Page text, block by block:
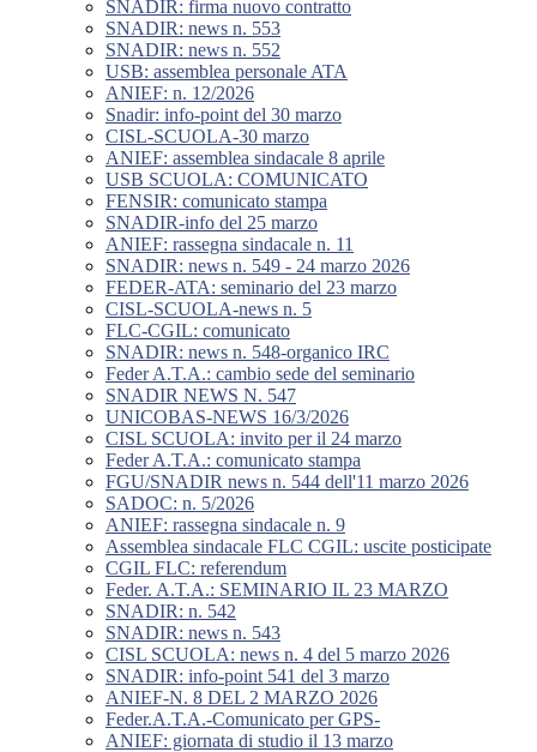
SNADIR: firma nuovo contratto
SNADIR: news n. 553
SNADIR: news n. 552
USB: assemblea personale ATA
ANIEF: n. 12/2026
Snadir: info-point del 30 marzo
CISL-SCUOLA-30 marzo
ANIEF: assemblea sindacale 8 aprile
USB SCUOLA: COMUNICATO
FENSIR: comunicato stampa
SNADIR-info del 25 marzo
ANIEF: rassegna sindacale n. 11
SNADIR: news n. 549 - 24 marzo 2026
FEDER-ATA: seminario del 23 marzo
CISL-SCUOLA-news n. 5
FLC-CGIL: comunicato
SNADIR: news n. 548-organico IRC
Feder A.T.A.: cambio sede del seminario
SNADIR NEWS N. 547
UNICOBAS-NEWS 16/3/2026
CISL SCUOLA: invito per il 24 marzo
Feder A.T.A.: comunicato stampa
FGU/SNADIR news n. 544 dell'11 marzo 2026
SADOC: n. 5/2026
ANIEF: rassegna sindacale n. 9
Assemblea sindacale FLC CGIL: uscite posticipate
CGIL FLC: referendum
Feder. A.T.A.: SEMINARIO IL 23 MARZO
SNADIR: n. 542
SNADIR: news n. 543
CISL SCUOLA: news n. 4 del 5 marzo 2026
SNADIR: info-point 541 del 3 marzo
ANIEF-N. 8 DEL 2 MARZO 2026
Feder.A.T.A.-Comunicato per GPS-
ANIEF: giornata di studio il 13 marzo